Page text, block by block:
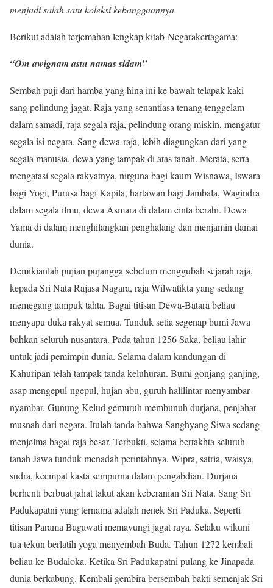
menjadi salah satu koleksi kebanggaannya.
Berikut adalah terjemahan lengkap kitab Negarakertagama:
“Om awignam astu namas sidam”
Sembah puji dari hamba yang hina ini ke bawah telapak kaki
sang pelindung jagat. Raja yang senantiasa tenang tenggelam
dalam samadi, raja segala raja, pelindung orang miskin, mengatur
segala isi negara. Sang dewa-raja, lebih diagungkan dari yang
segala manusia, dewa yang tampak di atas tanah. Merata, serta
mengatasi segala rakyatnya, nirguna bagi kaum Wisnawa, Iswara
bagi Yogi, Purusa bagi Kapila, hartawan bagi Jambala, Wagindra
dalam segala ilmu, dewa Asmara di dalam cinta berahi. Dewa
Yama di dalam menghilangkan penghalang dan menjamin damai
dunia.
Demikianlah pujian pujangga sebelum menggubah sejarah raja,
kepada Sri Nata Rajasa Nagara, raja Wilwatikta yang sedang
memegang tampuk tahta. Bagai titisan Dewa-Batara beliau
menyapu duka rakyat semua. Tunduk setia segenap bumi Jawa
bahkan seluruh nusantara. Pada tahun 1256 Saka, beliau lahir
untuk jadi pemimpin dunia. Selama dalam kandungan di
Kahuripan telah tampak tanda keluhuran. Bumi gonjang-ganjing,
asap mengepul-ngepul, hujan abu, guruh halilintar menyambar-
nyambar. Gunung Kelud gemuruh membunuh durjana, penjahat
musnah dari negara. Itulah tanda bahwa Sanghyang Siwa sedang
menjelma bagai raja besar. Terbukti, selama bertakhta seluruh
tanah Jawa tunduk menadah perintahnya. Wipra, satria, waisya,
sudra, keempat kasta sempurna dalam pengabdian. Durjana
berhenti berbuat jahat takut akan keberanian Sri Nata. Sang Sri
Padukapatni yang ternama adalah nenek Sri Paduka. Seperti
titisan Parama Bagawati memayungi jagat raya. Selaku wikuni
tua tekun berlatih yoga menyembah Buda. Tahun 1272 kembali
beliau ke Budaloka. Ketika Sri Padukapatni pulang ke Jinapada
dunia berkabung. Kembali gembira bersembah bakti semenjak Sri